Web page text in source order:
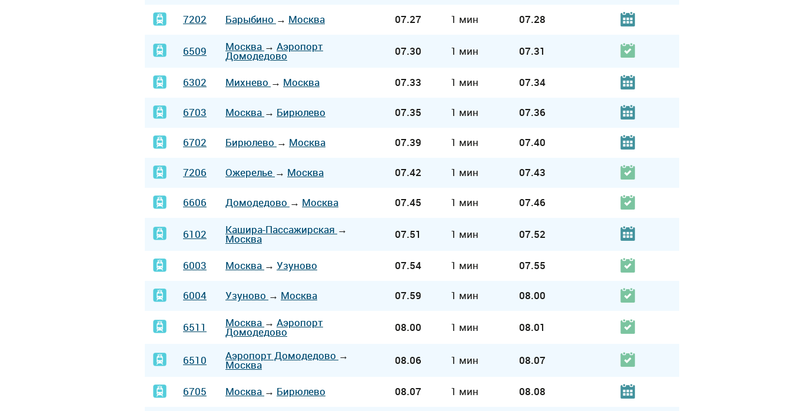
7202 Барыбино → Москва 07.27 1 мин 07.28
6509 Москва → Аэропорт
Домодедово 07.30 1 мин 07.31
6302 Михнево → Москва 07.33 1 мин 07.34
6703 Москва → Бирюлево 07.35 1 мин 07.36
6702 Бирюлево → Москва 07.39 1 мин 07.40
7206 Ожерелье → Москва 07.42 1 мин 07.43
6606 Домодедово → Москва 07.45 1 мин 07.46
6102 Кашира-Пассажирская →
Москва 07.51 1 мин 07.52
6003 Москва → Узуново 07.54 1 мин 07.55
6004 Узуново → Москва 07.59 1 мин 08.00
6511 Москва → Аэропорт
Домодедово 08.00 1 мин 08.01
6510 Аэропорт Домодедово →
Москва 08.06 1 мин 08.07
6705 Москва → Бирюлево 08.07 1 мин 08.08